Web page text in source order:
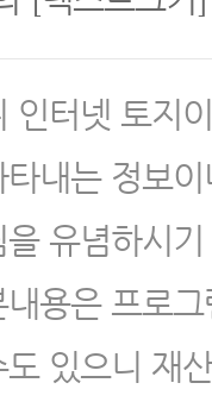
인터넷 토지
타내는 정보
을 유념하시
내용은 프로
도 있으니 재